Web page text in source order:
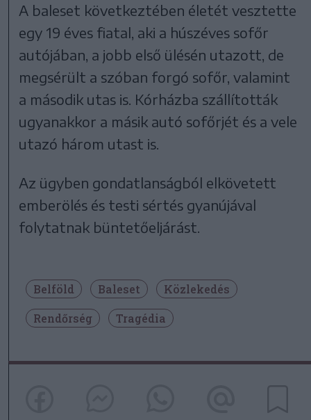
A baleset következtében életét vesztette
egy 19 éves fiatal, aki a húszéves sofőr
autójában, a jobb első ülésén utazott, de
megsérült a szóban forgó sofőr, valamint
a második utas is. Kórházba szállították
ugyanakkor a másik autó sofőrjét és a vele
utazó három utast is.
Az ügyben gondatlanságból elkövetett
emberölés és testi sértés gyanújával
folytatnak büntetőeljárást.
Belföld Baleset
Közlekedés
Rendőrség
Tragédia